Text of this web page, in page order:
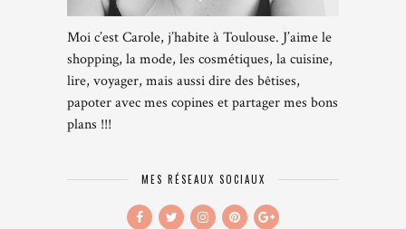
Moi c’est Carole, j’habite à Toulouse. J’aime le
shopping, la mode, les cosmétiques, la cuisine,
lire, voyager, mais aussi dire des bêtises,
papoter avec mes copines et partager mes bons
plans !!!
MES RÉSEAUX SOCIAUX